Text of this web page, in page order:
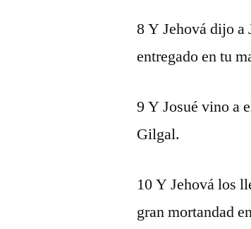
8 Y Jehová dijo a
entregado en tu
9 Y Josué vino a
Gilgal.
10 Y Jehová los
gran mortandad